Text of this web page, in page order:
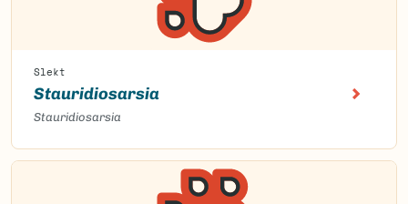
Slekt
Stauridiosarsia
Stauridiosarsia